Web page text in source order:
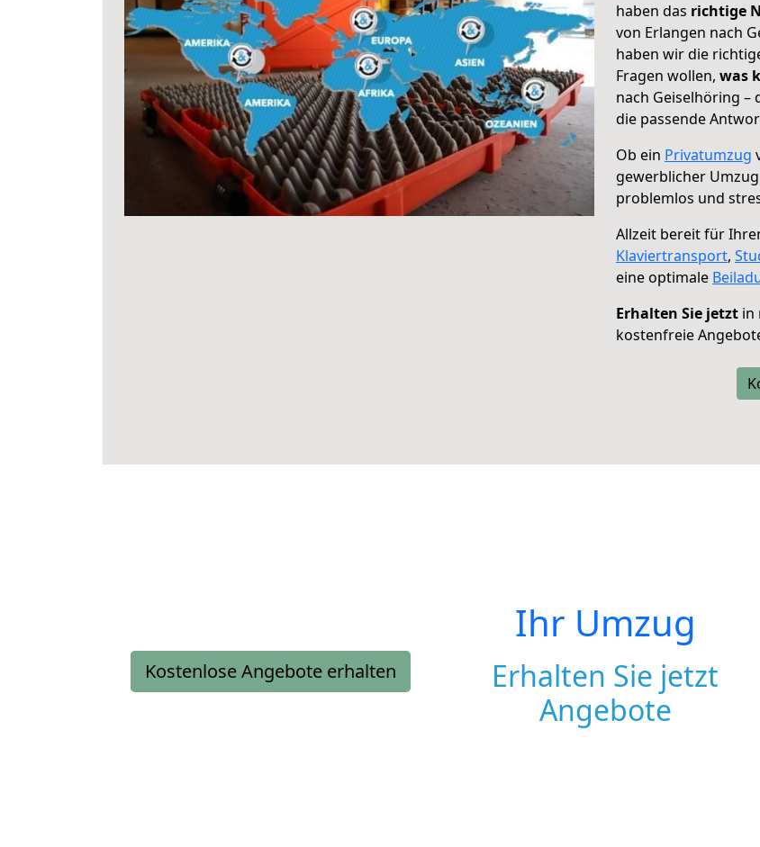
haben das richtige
von Erlangen nach
haben wir die
Fragen wollen, was
nach Geiselhöring –
die passende
Ob ein Privatumzug
gewerblicher
problemlos und
Allzeit bereit für
Klaviertransport,
eine optimale
Erhalten Sie jetzt in
kostenfreie
Kostenlose Angebote erhalten
Ihr Umzug
Erhalten Sie jetzt
Angebote